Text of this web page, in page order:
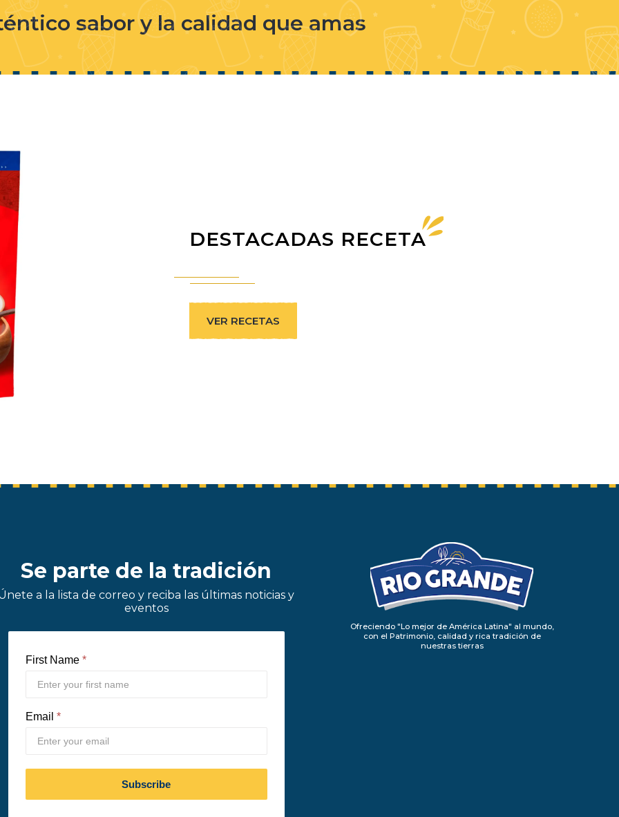
sabor y la calidad que amas
DESTACADAS RECETA
VER RECETAS
Se parte de la tradición
a la lista de correo y reciba las últimas noticias y
eventos
Ofreciendo "Lo mejor de América Latina" al mundo,
con el Patrimonio, calidad y rica tradición de
nuestras tierras